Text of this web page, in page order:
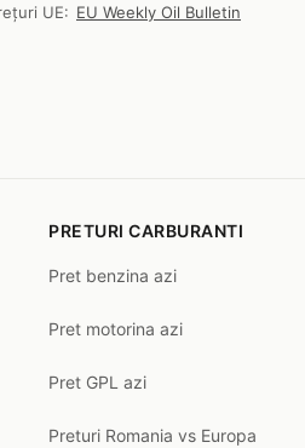
UE: EU Weekly Oil Bulletin
PRETURI CARBURANTI
Pret benzina azi
Pret motorina azi
Pret GPL azi
Preturi Romania vs Europa